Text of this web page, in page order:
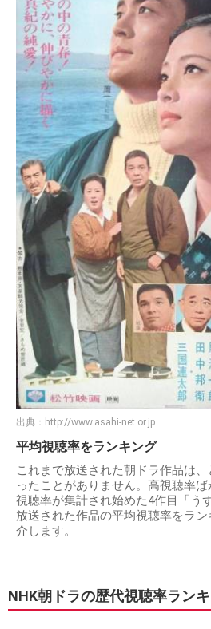
出典： http://www.asahi-net.or.jp
平均視聴率をランキング
これまで放送された朝ドラ作品は
ったことがありません。高視聴率ば
視聴率が集計され始めた4作目「う
放送された作品の平均視聴率をラ
介します。
NHK朝ドラの歴代視聴率ラン